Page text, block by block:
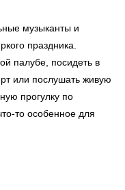
музыканты и
праздника.
палубе, посидеть в
или послушать живую
прогулку по
то особенное для